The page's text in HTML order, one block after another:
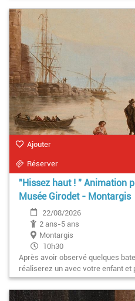
Ajouter
Réserver
"Hissez haut ! " Animation
Musée Girodet - Montargis
22/08/2026
2 ans-5 ans
Montargis
10h30
Après avoir observé quelques
réaliserez un avec votre enfant et